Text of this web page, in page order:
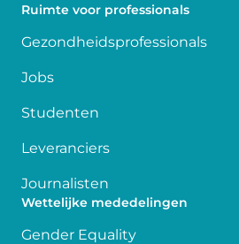
Ruimte voor professionals
Gezondheidsprofessionals
Jobs
Studenten
Leveranciers
Journalisten
Wettelijke mededelingen
Gender Equality